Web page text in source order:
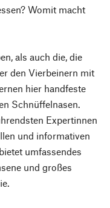
Womit macht
als auch die, die
den Vierbeinern mit
hier handfeste
Schnüffelnasen.
Expertinnen
und informativen
umfassendes
und großes